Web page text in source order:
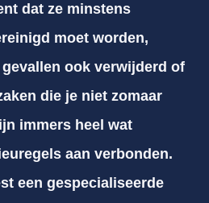
dat ze minstens
moet worden,
ook verwijderd of
die je niet zomaar
immers heel wat
aan verbonden.
een gespecialiseerde